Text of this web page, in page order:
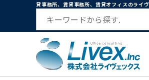
貸事務所、賃貸事務所、賃貸オフィスのライ